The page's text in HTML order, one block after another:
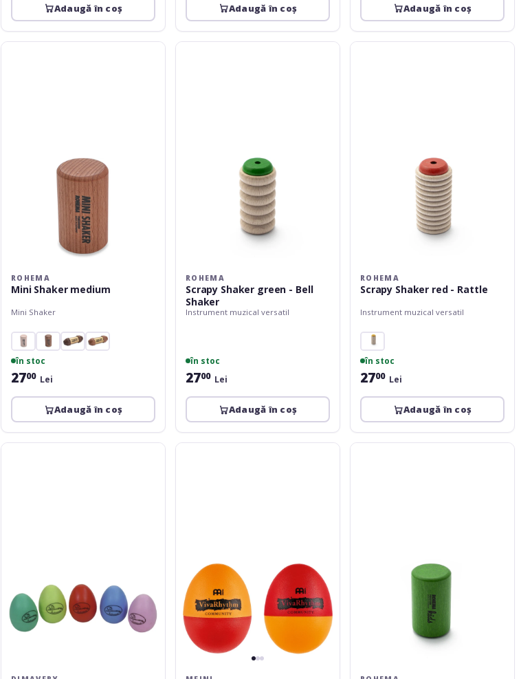
Adaugă în coș Adaugă în coș Adaugă în coș
Rohema
ROHEMA
Mini Shaker medium
Mini Shaker
în stoc
2700 Lei
Adaugă în coș
Rohema
ROHEMA
Scrapy Shaker green - Bell
Shaker
Instrument muzical versatil
în stoc
2700 Lei
Adaugă în coș
Rohema
ROHEMA
Scrapy Shaker red - Rattle
Instrument muzical versatil
în stoc
2700 Lei
Adaugă în coș
Dimavery
Meinl
Rohema